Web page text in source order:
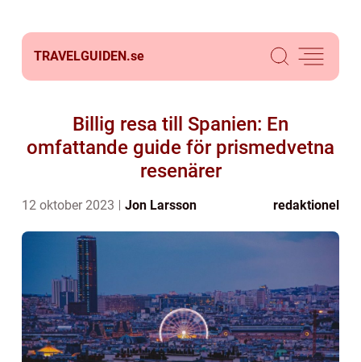
TRAVELGUIDEN.se
Billig resa till Spanien: En
omfattande guide för prismedvetna
resenärer
12 oktober 2023 Jon Larsson redaktionel